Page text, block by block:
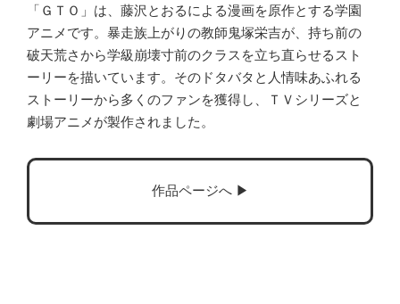
「ＧＴＯ」は、藤沢とおるによる漫画を原作とする学園
アニメです。暴走族上がりの教師鬼塚栄吉が、持ち前の
破天荒さから学級崩壊寸前のクラスを立ち直らせるスト
ーリーを描いています。そのドタバタと人情味あふれる
ストーリーから多くのファンを獲得し、ＴＶシリーズと
劇場アニメが製作されました。
作品ページへ ▶︎